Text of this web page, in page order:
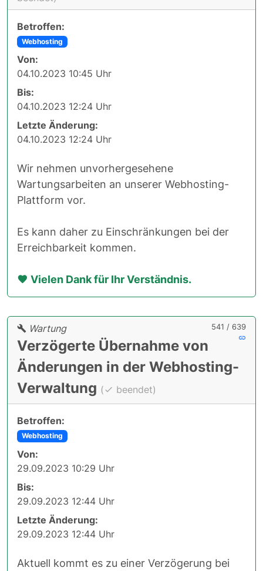
Betroffen:
Webhosting
Von:
04.10.2023 10:45 Uhr
Bis:
04.10.2023 12:24 Uhr
Letzte Änderung:
04.10.2023 12:24 Uhr
Wir nehmen unvorhergesehene
Wartungsarbeiten an unserer Webhosting-
Plattform vor.
Es kann daher zu Einschränkungen bei der
Erreichbarkeit kommen.
Vielen Dank für Ihr Verständnis.
541 / 639
Wartung
Verzögerte Übernahme von
Änderungen in der Webhosting-
Verwaltung ( beendet)
Betroffen:
Webhosting
Von:
29.09.2023 10:29 Uhr
Bis:
29.09.2023 12:44 Uhr
Letzte Änderung:
29.09.2023 12:44 Uhr
Aktuell kommt es zu einer Verzögerung bei